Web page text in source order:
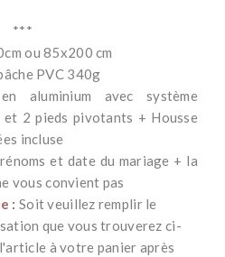
***
ou 85x200 cm
PVC 340g
aluminium avec système
et 2 pieds pivotants + Housse
incluse
et date du mariage + la
vous convient pas
: Soit veuillez remplir le
que vous trouverez ci-
à votre panier après